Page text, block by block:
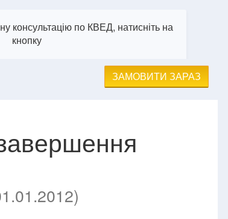
консультацію по КВЕД, натисніть на
кнопку
ЗАМОВИТИ ЗАРАЗ